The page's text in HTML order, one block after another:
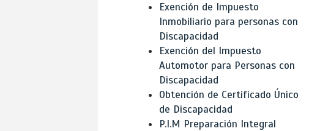
Exención de Impuesto
Inmobiliario para personas con
Discapacidad
Exención del Impuesto
Automotor para Personas con
Discapacidad
Obtención de Certificado Único
de Discapacidad
P.I.M Preparación Integral